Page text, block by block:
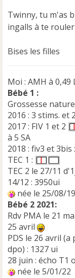
Twinny, tu m'as
ingalls à te
Bises les filles
Moi : AMH à 0,49
Bébé 1 :
Grossesse
2016 : 3 stims. et
2017 : FIV 1 et 2
à 5 SA
2018 : fiv3 et 3bis
TEC 1 :
TEC 2 le 27/11
14/12 : 3950ui
née le 25/08/19
Bébé 2 2021:
Rdv PMA le 21
25 avril
PDS le 26 avril (a
dpo) : 1327 ui
28 juin : écho T1
née le 5/01/22